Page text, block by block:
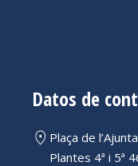
Datos de
Plaça de
Plantes 4ª i 5ª